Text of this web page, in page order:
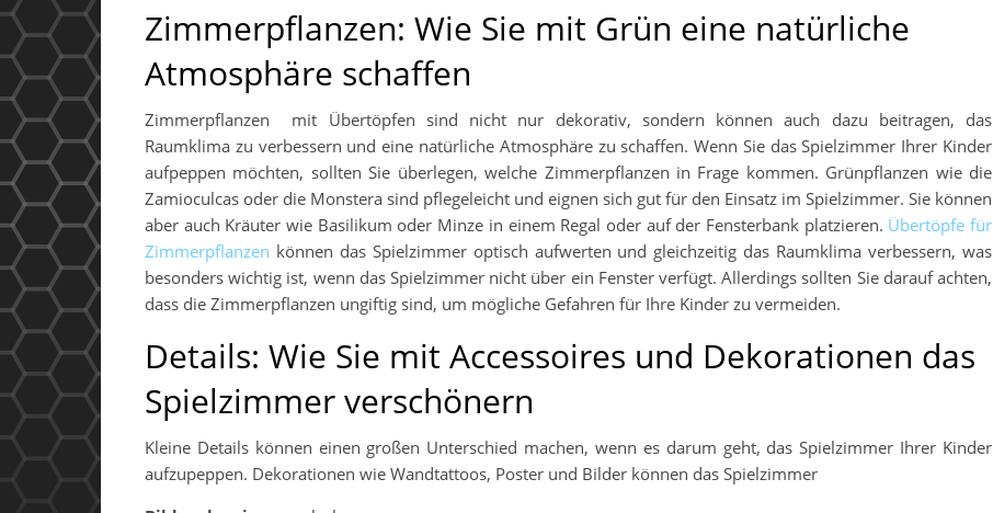
Zimmerpflanzen: Wie Sie mit Grün eine natürliche
Atmosphäre schaffen
Zimmerpflanzen mit Übertöpfen sind nicht nur dekorativ, sondern können auch dazu beitragen, das
Raumklima zu verbessern und eine natürliche Atmosphäre zu schaffen. Wenn Sie das Spielzimmer Ihrer Kinder
aufpeppen möchten, sollten Sie überlegen, welche Zimmerpflanzen in Frage kommen. Grünpflanzen wie die
Zamioculcas oder die Monstera sind pflegeleicht und eignen sich gut für den Einsatz im Spielzimmer. Sie können
aber auch Kräuter wie Basilikum oder Minze in einem Regal oder auf der Fensterbank platzieren. Übertöpfe für
Zimmerpflanzen können das Spielzimmer optisch aufwerten und gleichzeitig das Raumklima verbessern, was
besonders wichtig ist, wenn das Spielzimmer nicht über ein Fenster verfügt. Allerdings sollten Sie darauf achten,
dass die Zimmerpflanzen ungiftig sind, um mögliche Gefahren für Ihre Kinder zu vermeiden.
Details: Wie Sie mit Accessoires und Dekorationen das
Spielzimmer verschönern
Kleine Details können einen großen Unterschied machen, wenn es darum geht, das Spielzimmer Ihrer Kinder
aufzupeppen. Dekorationen wie Wandtattoos, Poster und Bilder können das Spielzimmer